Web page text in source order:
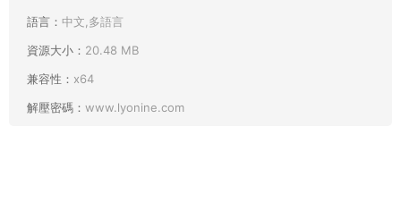
語言： 中文,多語言
資源大小： 20.48 MB
兼容性： x64
解壓密碼： www.lyonine.com